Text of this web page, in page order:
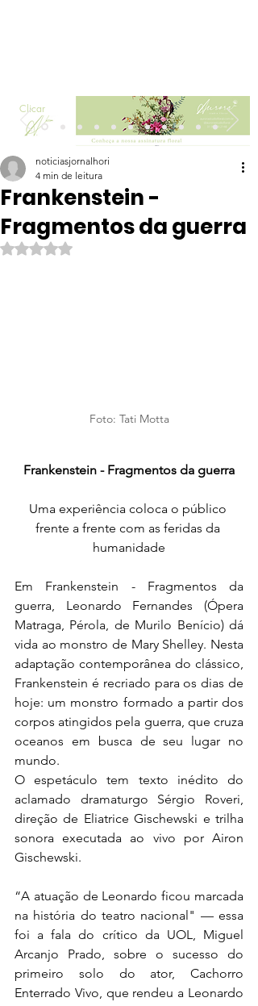
Clicar
Frankenstein -
Fragmentos da guerra
noticiasjornalhori
4 min de leitura
Avaliado com NaN de 5 estrelas.
Foto: Tati Motta
Frankenstein - Fragmentos da guerra
Uma experiência coloca o público
frente a frente com as feridas da
humanidade
Em Frankenstein - Fragmentos da
guerra, Leonardo Fernandes (Ópera
Matraga, Pérola, de Murilo Benício) dá
vida ao monstro de Mary Shelley. Nesta
adaptação contemporânea do clássico,
Frankenstein é recriado para os dias de
hoje: um monstro formado a partir dos
corpos atingidos pela guerra, que cruza
oceanos em busca de seu lugar no
mundo.
O espetáculo tem texto inédito do
aclamado dramaturgo Sérgio Roveri,
direção de Eliatrice Gischewski e trilha
sonora executada ao vivo por Airon
Gischewski.
“A atuação de Leonardo ficou marcada
na história do teatro nacional" — essa
foi a fala do crítico da UOL, Miguel
Arcanjo Prado, sobre o sucesso do
primeiro solo do ator, Cachorro
Enterrado Vivo, que rendeu a Leonardo